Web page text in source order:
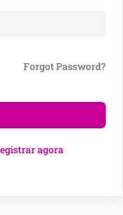
Forgot Password?
agora